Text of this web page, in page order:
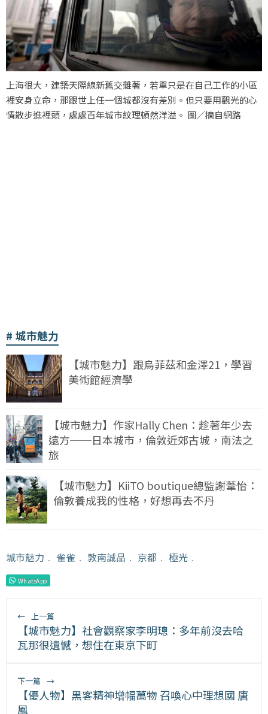
上海很大，建築天際線新舊交雜著，若單只是在自己工作的小區
裡安身立命，那跟世上任一個城都沒有差別。但只要用觀光的心
情散步進裡頭，處處百年城市紋理頓然洋溢。 圖／摘自網路
城市魅力
【城市魅力】跟烏菲茲和金澤21，學習
美術館經濟學
【城市魅力】作家Hally Chen：趁著年少去
遠方──日本城市，倫敦近郊古城，南法之
旅
【城市魅力】KiiTO boutique總監謝葦怡：
倫敦養成我的性格，好想再去不丹
城市魅力 ﹒ 雀雀 ﹒ 敦南誠品 ﹒ 京都 ﹒ 極光 ﹒
WhatsApp
← 上一篇
【城市魅力】社會觀察家李明璁：多年前沒去哈
瓦那很遺憾，想住在東京下町
下一篇 →
【優人物】黑客精神增幅萬物 召喚心中理想國 唐
鳳